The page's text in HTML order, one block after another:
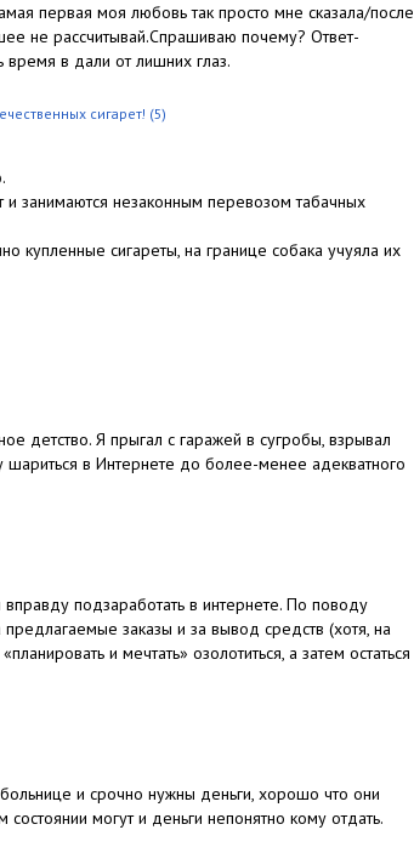
первая моя любовь так просто мне сказала/после
не рассчитывай.Спрашиваю почему? Ответ-
в дали от лишних глаз.
сигарет! (5)
занимаются незаконным перевозом табачных
купленные сигареты, на границе собака учуяла их
детство. Я прыгал с гаражей в сугробы, взрывал
в Интернете до более-менее адекватного
подзаработать в интернете. По поводу
заказы и за вывод средств (хотя, на
и мечтать» озолотиться, а затем остаться
и срочно нужны деньги, хорошо что они
могут и деньги непонятно кому отдать.